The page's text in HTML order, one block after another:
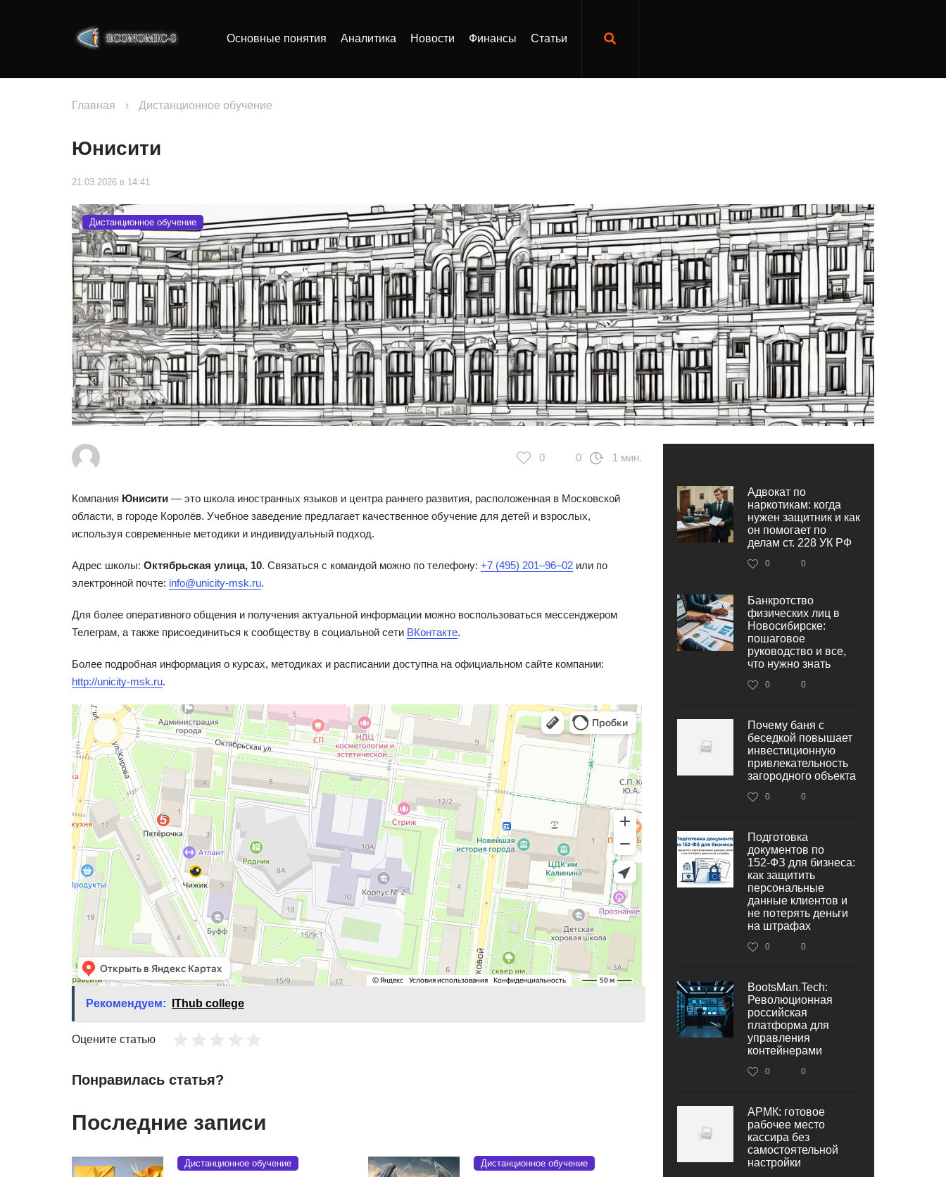
Основные понятия Аналитика Новости Финансы Статьи
Главная › Дистанционное обучение
Юнисити
21.03.2026 в 14:41
Дистанционное обучение
0 0 1 мин.
Компания Юнисити — это школа иностранных языков и центра раннего развития, расположенная в Московской
области, в городе Королёв. Учебное заведение предлагает качественное обучение для детей и взрослых,
используя современные методики и индивидуальный подход.
Адрес школы: Октябрьская улица, 10. Связаться с командой можно по телефону: +7 (495) 201‒96‒02 или по
электронной почте: info@unicity-msk.ru.
Для более оперативного общения и получения актуальной информации можно воспользоваться мессенджером
Телеграм, а также присоединиться к сообществу в социальной сети ВКонтакте.
Более подробная информация о курсах, методиках и расписании доступна на официальном сайте компании:
http://unicity-msk.ru.
Рекомендуем: IThub college
Оцените статью
Понравилась статья?
Последние записи
Дистанционное обучение Дистанционное обучение
Адвокат по
наркотикам: когда
нужен защитник и как
он помогает по
делам ст. 228 УК РФ
0 0
Банкротство
физических лиц в
Новосибирске:
пошаговое
руководство и все,
что нужно знать
0 0
Почему баня с
беседкой повышает
инвестиционную
привлекательность
загородного объекта
0 0
Подготовка
документов по
152‑ФЗ для бизнеса:
как защитить
персональные
данные клиентов и
не потерять деньги
на штрафах
0 0
BootsMan.Tech:
Революционная
российская
платформа для
управления
контейнерами
0 0
АРМК: готовое
рабочее место
кассира без
самостоятельной
настройки